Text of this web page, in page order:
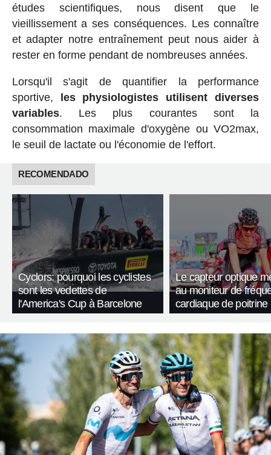
études scientifiques, nous disent que le
vieillissement a ses conséquences. Les connaître
et adapter notre entraînement peut nous aider à
rester en forme pendant de nombreuses années.
Lorsqu'il s'agit de quantifier la performance
sportive, les physiologistes utilisent diverses
variables. Les plus courantes sont la
consommation maximale d'oxygène ou VO2max,
le seuil de lactate ou l'économie de l'effort.
RECOMENDADO
Cyclors: pourquoi les cyclistes
sont les vedettes de
l'America's Cup à Barcelone
Le capteur optique
au moniteur de
cardiaque de poitrine